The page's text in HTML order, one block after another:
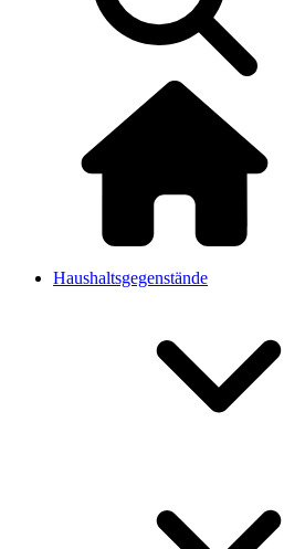
Haushaltsgegenstände